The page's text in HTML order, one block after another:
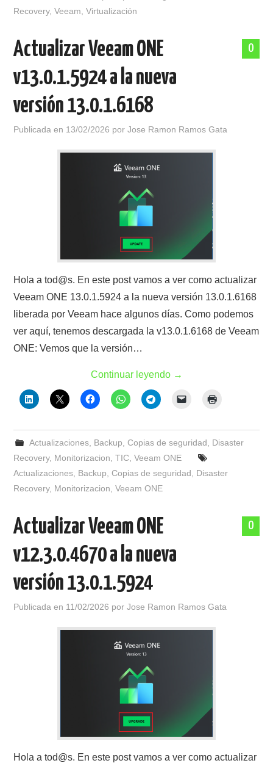
Recovery,Veeam ,Virtualización
0
Actualizar Veeam ONE
v13.0.1.5924 a la nueva
versión 13.0.1.6168
Publicada en 13/02/2026 porJose Ramon Ramos Gata
Hola a tod@s. En este post vamos a ver como actualizar
Veeam ONE 13.0.1.5924 a la nueva versión 13.0.1.6168
liberada por Veeam hace algunos días. Como podemos
ver aquí, tenemos descargada la v13.0.1.6168 de Veeam
ONE: Vemos que la versión…
Continuar leyendo →
Actualizaciones, Backup Copias de seguridad
Disaster
Recovery, Monitorizacion ,TIC ,Veeam ONE
Actualizaciones Backup ,Copias de seguridad
Disaster
Recovery, Monitorizacion ,Veeam ONE
0
Actualizar Veeam ONE
v12.3.0.4670 a la nueva
versión 13.0.1.5924
Publicada en 11/02/2026 porJose Ramon Ramos Gata
Hola a tod@s. En este post vamos a ver como actualizar